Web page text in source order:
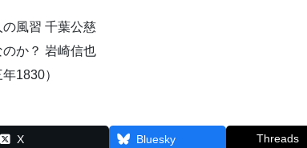
風習 千葉公慈
か？ 岩崎信也
1830）
X Bluesky Threads